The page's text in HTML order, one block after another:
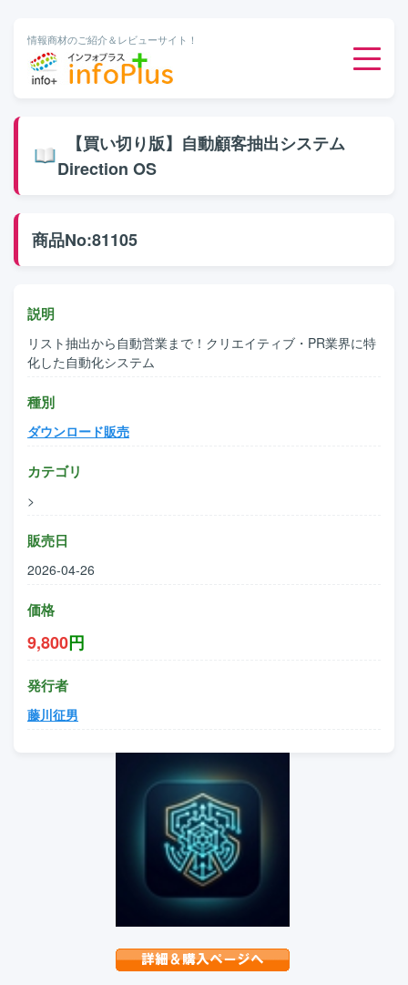
情報商材のご紹介＆レビューサイト！
無料ダウンロード
【買い切り版】自動顧客抽出システム
Direction OS
商品No:81105
説明
リスト抽出から自動営業まで！クリエイティブ・PR業界に特
化した自動化システム
種別
ダウンロード販売
カテゴリ
>
販売日
2026-04-26
価格
9,800円
発行者
藤川征男